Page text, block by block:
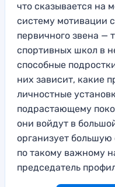
что сказывается на
систему мотивации
первичного звена —
спортивных школ в
способные
них зависит, какие
личностные
подрастающему
они войдут в
организует
по такому важному
председатель